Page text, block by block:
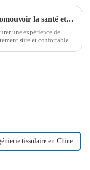
Promouvoir la santé et le rétablissement : soins quotidiens pour les patients atteints de leucémie
une expérience de
sûre et confortable
tissulaire en Chine